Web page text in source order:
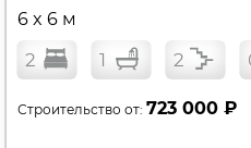
6 x 6 м
2 1 2
Строительство от:723 000 ₽